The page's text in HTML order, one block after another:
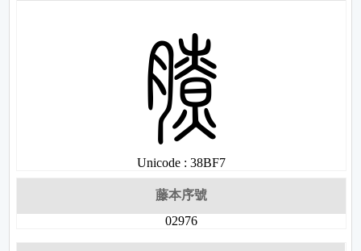
姷
Unicode : 38BF7
藤本序號
02976